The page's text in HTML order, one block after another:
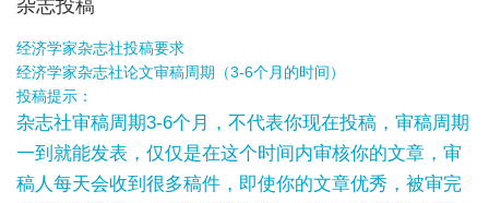
杂志投稿
经济学家杂志社投稿要求
经济学家杂志社论文审稿周期（3-6个月的时间）
投稿提示：
杂志社审稿周期3-6个月，不代表你现在投稿，审稿周期
一到就能发表，仅仅是在这个时间内审核你的文章，审
稿人每天会收到很多稿件，即使你的文章优秀，被审完